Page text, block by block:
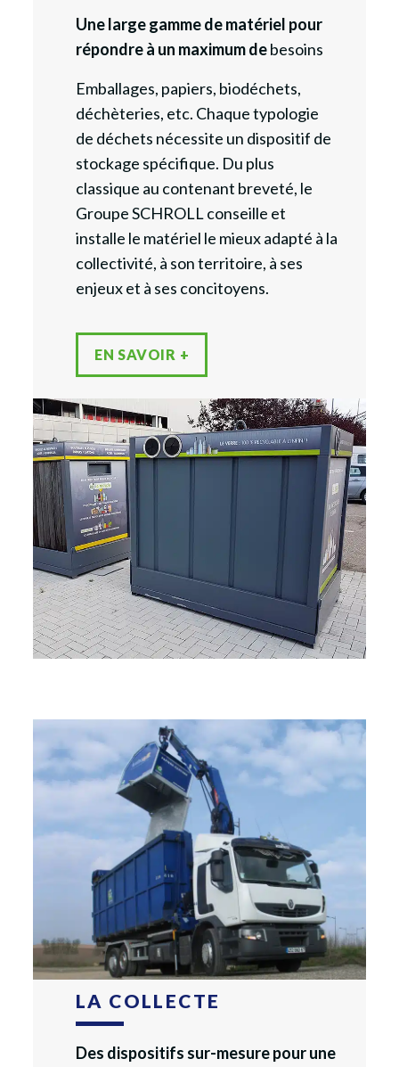
Une large gamme de matériel pour
répondre à un maximum debesoins
Emballages, papiers, biodéchets,
déchèteries, etc. Chaque typologie
de déchets nécessite un dispositif de
stockage spécifique. Du plus
classique au contenant breveté, le
Groupe SCHROLL conseille et
installe le matériel le mieux adapté à la
collectivité, à son territoire, à ses
enjeux et à ses concitoyens.
EN SAVOIR +
LA COLLECTE
Des dispositifs sur-mesure pour une